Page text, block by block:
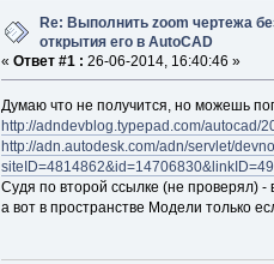
Re: Выполнить zoom чертежа
открытия его в AutoCAD
« Ответ #1 : 26-06-2014, 16:40:46 »
Думаю что не получится, но можешь
http://adndevblog.typepad.com/autocad/
http://adn.autodesk.com/adn/servlet/
Судя по второй ссылке (не проверял) -
а вот в пространстве Модели только